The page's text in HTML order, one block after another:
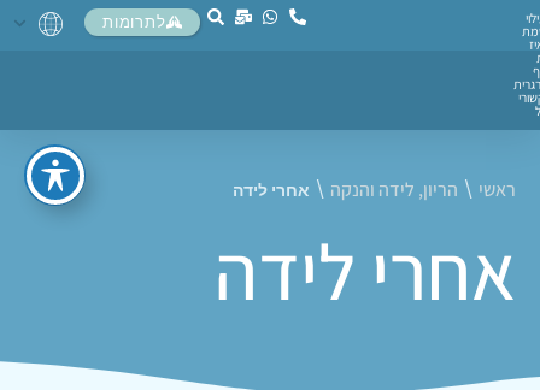
לתרומות
ראשי \ הריון, לידה והנקה \ אחרי לידה
אחרי לידה